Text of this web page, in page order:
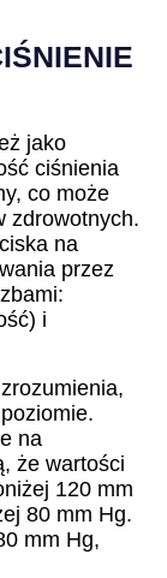
jako
ciśnienia
co może
zdrowotnych.
na
przez
i
na
że wartości
120 mm
80 mm Hg.
mm Hg,